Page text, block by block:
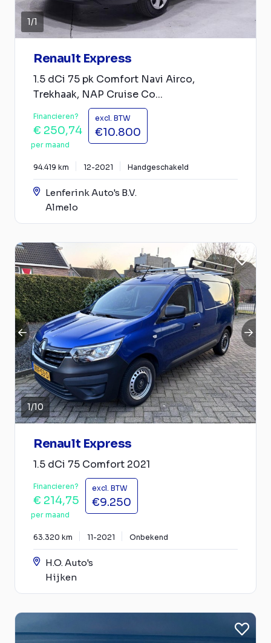
1/1
Renault Express
1.5 dCi 75 pk Comfort Navi Airco,
Trekhaak, NAP Cruise Co...
Financieren?
€ 250,74
per maand
excl. BTW
€10.800
94.419 km 12-2021 Handgeschakeld
Lenferink Auto's B.V.
Almelo
1/10
Renault Express
1.5 dCi 75 Comfort 2021
Financieren?
€ 214,75
per maand
excl. BTW
€9.250
63.320 km 11-2021 Onbekend
H.O. Auto's
Hijken